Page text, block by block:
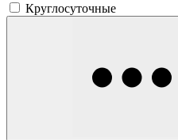
Круглосуточные